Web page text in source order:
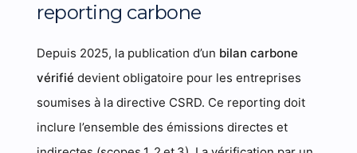
reporting carbone
Depuis 2025, la publication d’un bilan carbone
vérifié devient obligatoire pour les entreprises
soumises à la directive CSRD. Ce reporting doit
inclure l’ensemble des émissions directes et